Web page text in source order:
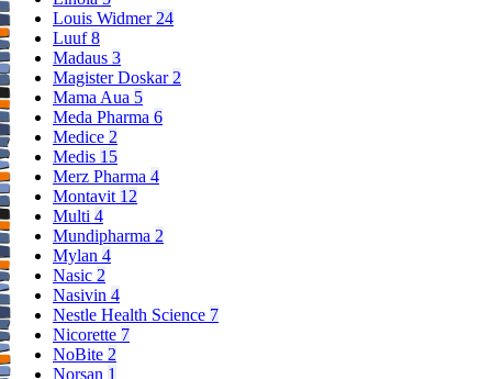
Louis Widmer 24
Luuf8
Madaus 3
Magister Doskar 2
Mama Aua 5
Meda Pharma 6
Medice 2
Medis 15
Merz Pharma 4
Montavit 12
Multi 4
Mundipharma 2
Mylan 4
Nasic 2
Nasivin 4
Nestle Health Science 7
Nicorette 7
NoBite 2
Norsan 1